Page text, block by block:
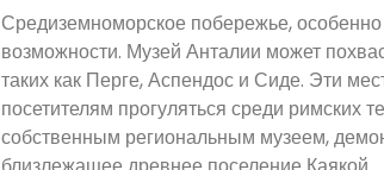
Средиземноморское побережье, особенно
возможности. Музей Анталии может
таких как Перге, Аспендос и Сиде. Эти
посетителям прогуляться среди римских
собственным региональным музеем,